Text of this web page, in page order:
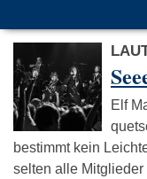
Elf
bestimmt kein
selten alle